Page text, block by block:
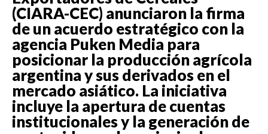
(CIARA-CEC) anunciaron la firma
de un acuerdo estratégico con la
agencia Puken Media para
posicionar la producción agrícola
argentina y sus derivados en el
mercado asiático. La iniciativa
incluye la apertura de cuentas
institucionales y la generación de